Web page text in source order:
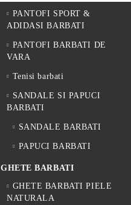
PANTOFI SPORT &
ADIDASI BARBATI
PANTOFI BARBATI DE
VARA
Tenisi barbati
SANDALE SI PAPUCI
BARBATI
SANDALE BARBATI
PAPUCI BARBATI
GHETE BARBATI
GHETE BARBATI PIELE
NATURALA